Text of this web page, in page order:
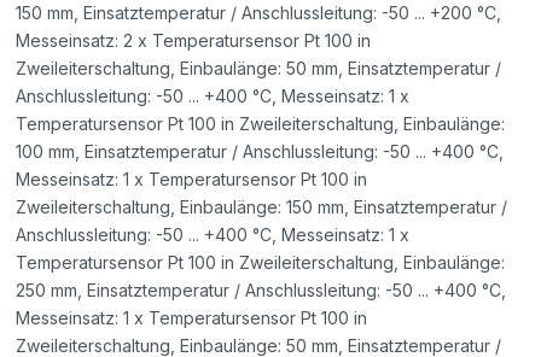
150 mm, Einsatztemperatur / Anschlussleitung: -50 ... +200 °C,
Messeinsatz: 2 x Temperatursensor Pt 100 in
Zweileiterschaltung, Einbaulänge: 50 mm, Einsatztemperatur /
Anschlussleitung: -50 ... +400 °C, Messeinsatz: 1 x
Temperatursensor Pt 100 in Zweileiterschaltung, Einbaulänge:
100 mm, Einsatztemperatur / Anschlussleitung: -50 ... +400 °C,
Messeinsatz: 1 x Temperatursensor Pt 100 in
Zweileiterschaltung, Einbaulänge: 150 mm, Einsatztemperatur /
Anschlussleitung: -50 ... +400 °C, Messeinsatz: 1 x
Temperatursensor Pt 100 in Zweileiterschaltung, Einbaulänge:
250 mm, Einsatztemperatur / Anschlussleitung: -50 ... +400 °C,
Messeinsatz: 1 x Temperatursensor Pt 100 in
Zweileiterschaltung, Einbaulänge: 50 mm, Einsatztemperatur /